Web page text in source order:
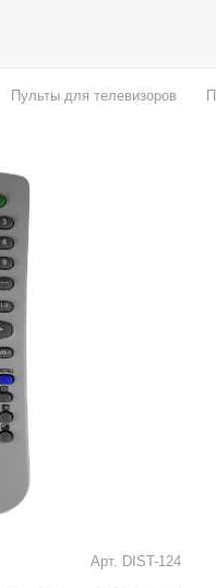
Пульты для телевизоров
Арт. DIST-124